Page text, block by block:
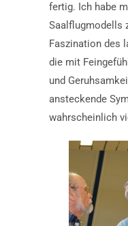
fertig. Ich habe
Saalflugmodells
Faszination des
die mit
und
ansteckende
wahrscheinlich